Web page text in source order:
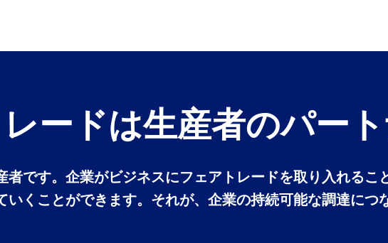
ードは生産者のパー
です。企業がビジネスにフェアトレードを取り入れるこ
くことができます。それが、企業の持続可能な調達につ